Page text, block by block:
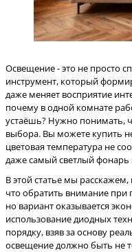
Освещение - это не просто
инструмент, который
даже меняет восприятие
почему в одной комнате
устаёшь? Нужно понимать,
выбора. Вы можете купить
цветовая температура не
даже самый светлый фонарь
В этой статье мы расскажем,
что обратить внимание
но вариант оказывается
использование диодных
порядку, взяв за основу
освещение должно быть не